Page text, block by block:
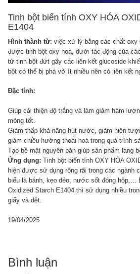
Tinh bột biến tính OXY HÓA
E1404
Hình thành từ: việc xử lý bằng các chất oxy
được tinh bột oxy hoá, dưới tác động của
tử tinh bột đứt gãy các liên kết glucoside
bột có thể bị phá vỡ ít nhiều nên có liên kết
Đặc tính:
Giúp cải thiện độ trắng và làm giảm hàm
mỏng tốt.
Giảm thấp khả năng hút nước, giảm hiện
giảm chiều hướng thoái hoá trong quá trình
Tạo bề mặt nguyên bản giúp sản phẩm láng
Ứng dụng: Tinh bột biến tính OXY HÓA
hiện được sử dụng rộng rãi trong các ngành
biểu là bánh, kẹo dẻo, nước sốt đóng hộp,…
Oxidized Starch E1404 thì sử dụng nhiều
giấy và dệt.
19/04/2025
Bình luận